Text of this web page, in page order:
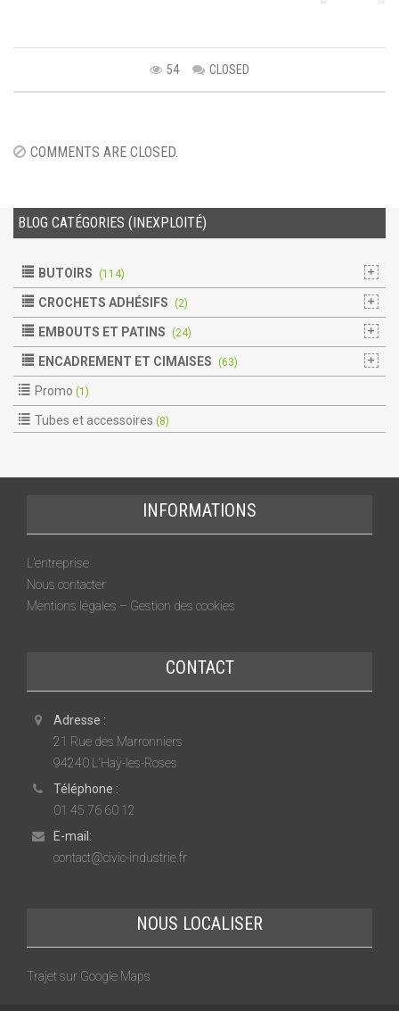
54 CLOSED
COMMENTS ARE CLOSED.
BLOG CATÉGORIES (INEXPLOITÉ)
BUTOIRS (114)
CROCHETS ADHÉSIFS (2)
EMBOUTS ET PATINS (24)
ENCADREMENT ET CIMAISES (63)
Promo (1)
Tubes et accessoires (8)
INFORMATIONS
L’entreprise
Nous contacter
Mentions légales – Gestion des cookies
CONTACT
Adresse :
21 Rue des Marronniers
94240 L'Haÿ-les-Roses
Téléphone :
01 45 76 60 12
E-mail:
contact@civic-industrie.fr
NOUS LOCALISER
Trajet sur Google Maps